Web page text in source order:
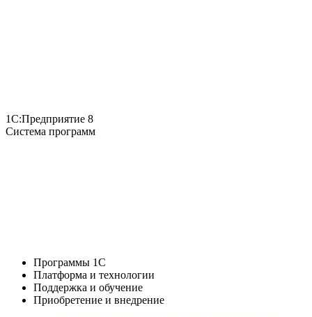
1С:Предприятие 8
Система программ
Программы 1С
Платформа и технологии
Поддержка и обучение
Приобретение и внедрение